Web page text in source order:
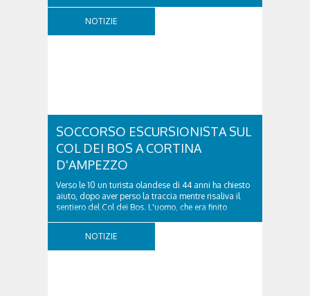
comitiva e aveva riportato un trauma...
NOTIZIE
SOCCORSO ESCURSIONISTA SUL
COL DEI BOS A CORTINA
D'AMPEZZO
Verso le 10 un turista olandese di 44 anni ha chiesto
aiuto, dopo aver perso la traccia mentre risaliva il
sentiero del Col dei Bos. L'uomo, che era finito
Torri del Falzarego, era...
NOTIZIE